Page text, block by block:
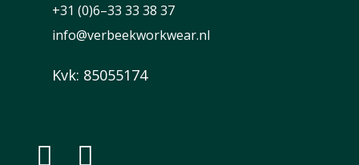
+31 (0)6–33 33 38 37
info@verbeekworkwear.nl
Kvk: 85055174